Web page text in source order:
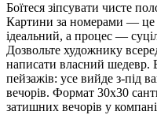
Боїтеся зіпсувати чисте
Картини за номерами — це
ідеальний, а процес —
Дозвольте художнику
написати власний шедевр.
пейзажів: усе вийде з-під
вечорів. Формат 30х30
затишних вечорів у